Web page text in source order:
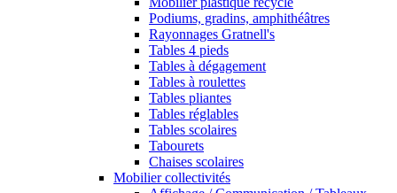
Podiums, gradins, amphithéâtres
Rayonnages Gratnell's
Tables 4 pieds
Tables à dégagement
Tables à roulettes
Tables pliantes
Tables réglables
Tables scolaires
Tabourets
Chaises scolaires
Mobilier collectivités